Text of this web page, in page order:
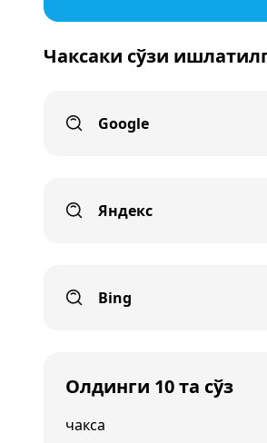
Чаксаки сўзи
Google
Яндекс
Bing
Олдинги 10 та сўз
чакса